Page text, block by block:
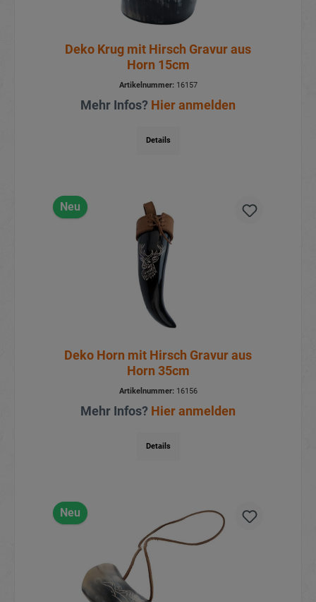
Deko Krug mit Hirsch Gravur aus
Horn 15cm
Artikelnummer:16157
Mehr Infos? Hier anmelden
Details
Neu
Deko Horn mit Hirsch Gravur aus
Horn 35cm
Artikelnummer:16156
Mehr Infos? Hier anmelden
Details
Neu